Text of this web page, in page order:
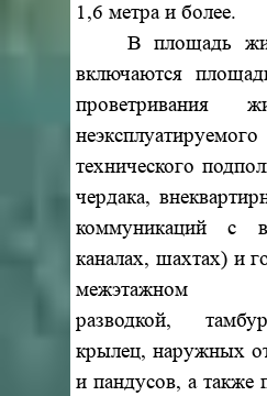
1,6 метра и более.
В площадь
включаются
проветривания
технического
чердака,
коммуникаций с
каналах, шахтах) и
межэтажном
разводкой,
крылец, наружных
и пандусов, а также